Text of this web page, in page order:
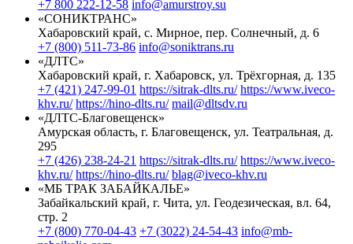
+7 800 222-12-58 info@amurstroy.su
«СОНИКТРАНС»
Хабаровский край, с. Мирное, пер. Солнечный, д. 6
+7 (800) 511-73-86 info@soniktrans.ru
«ДЛТС»
Хабаровский край, г. Хабаровск, ул. Трёхгорная, д. 135
+7 (421) 247-99-01 https://sitrak-dlts.ru/ https://www.iveco-
khv.ru/ https://hino-dlts.ru/ mail@dltsdv.ru
«ДЛТС-Благовещенск»
Амурская область, г. Благовещенск, ул. Театральная, д.
295
+7 (426) 238-24-21 https://sitrak-dlts.ru/ https://www.iveco-
khv.ru/ https://hino-dlts.ru/ blag@iveco-khv.ru
«МБ ТРАК ЗАБАЙКАЛЬЕ»
Забайкальский край, г. Чита, ул. Геодезическая, вл. 64,
стр. 2
+7 (800) 770-04-43 +7 (3022) 24-54-43 info@mb-